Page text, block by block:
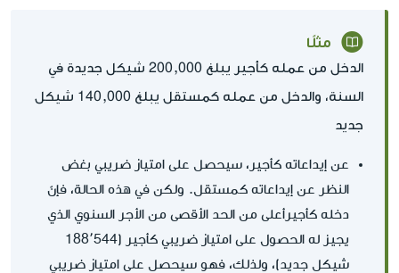
مثلًا
الدخل من عمله كأجير يبلغ 200,000 شيكل جديدة في
السنة، والدخل من عمله كمستقل يبلغ 140,000 شيكل
جديد
عن إيداعاته كأجير، سيحصل على امتياز ضريبي بغض
النظر عن إيداعاته كمستقل. ولكن في هذه الحالة، فإنّ
دخله كأجيرأعلى من الحد الأقصى من الأجر السنوي الذي
يجيز له الحصول على امتياز ضريبي كأجير (188٬544
شيكل جديد)، ولذلك، فهو سيحصل على امتياز ضريبي